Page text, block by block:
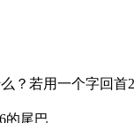
？若用一个字回首
的尾巴